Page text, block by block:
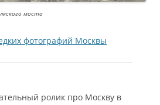
моста
фотографий Москвы
ролик про Москву в